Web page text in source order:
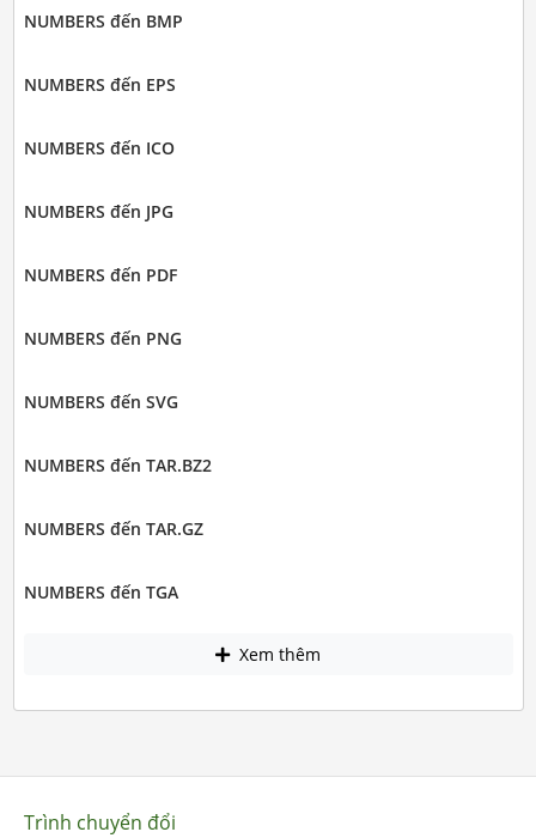
NUMBERS đến BMP
NUMBERS đến EPS
NUMBERS đến ICO
NUMBERS đến JPG
NUMBERS đến PDF
NUMBERS đến PNG
NUMBERS đến SVG
NUMBERS đến TAR.BZ2
NUMBERS đến TAR.GZ
NUMBERS đến TGA
Xem thêm
Trình chuyển đổi